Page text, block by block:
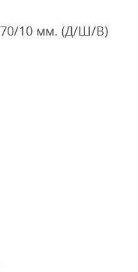
70/10 мм. (Д/Ш/В)